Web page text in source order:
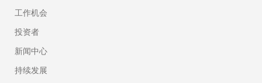
工作机会
投资者
新闻中心
持续发展